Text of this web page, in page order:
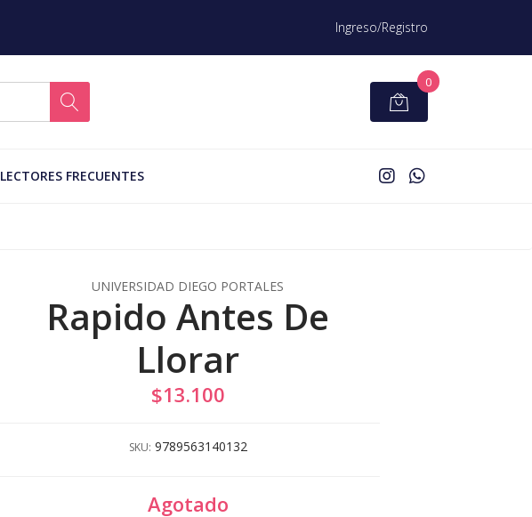
Ingreso/Registro
0
LECTORES FRECUENTES
UNIVERSIDAD DIEGO PORTALES
Rapido Antes De
Llorar
$13.100
SKU: 9789563140132
Agotado